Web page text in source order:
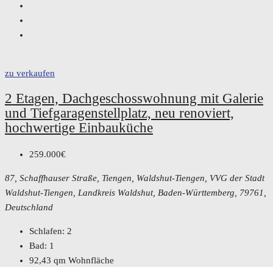
zu verkaufen
2 Etagen, Dachgeschosswohnung mit Galerie
und Tiefgaragenstellplatz, neu renoviert,
hochwertige Einbauküche
259.000€
87, Schaffhauser Straße, Tiengen, Waldshut-Tiengen, VVG der Stadt
Waldshut-Tiengen, Landkreis Waldshut, Baden-Württemberg, 79761,
Deutschland
Schlafen: 2
Bad: 1
92,43 qm Wohnfläche